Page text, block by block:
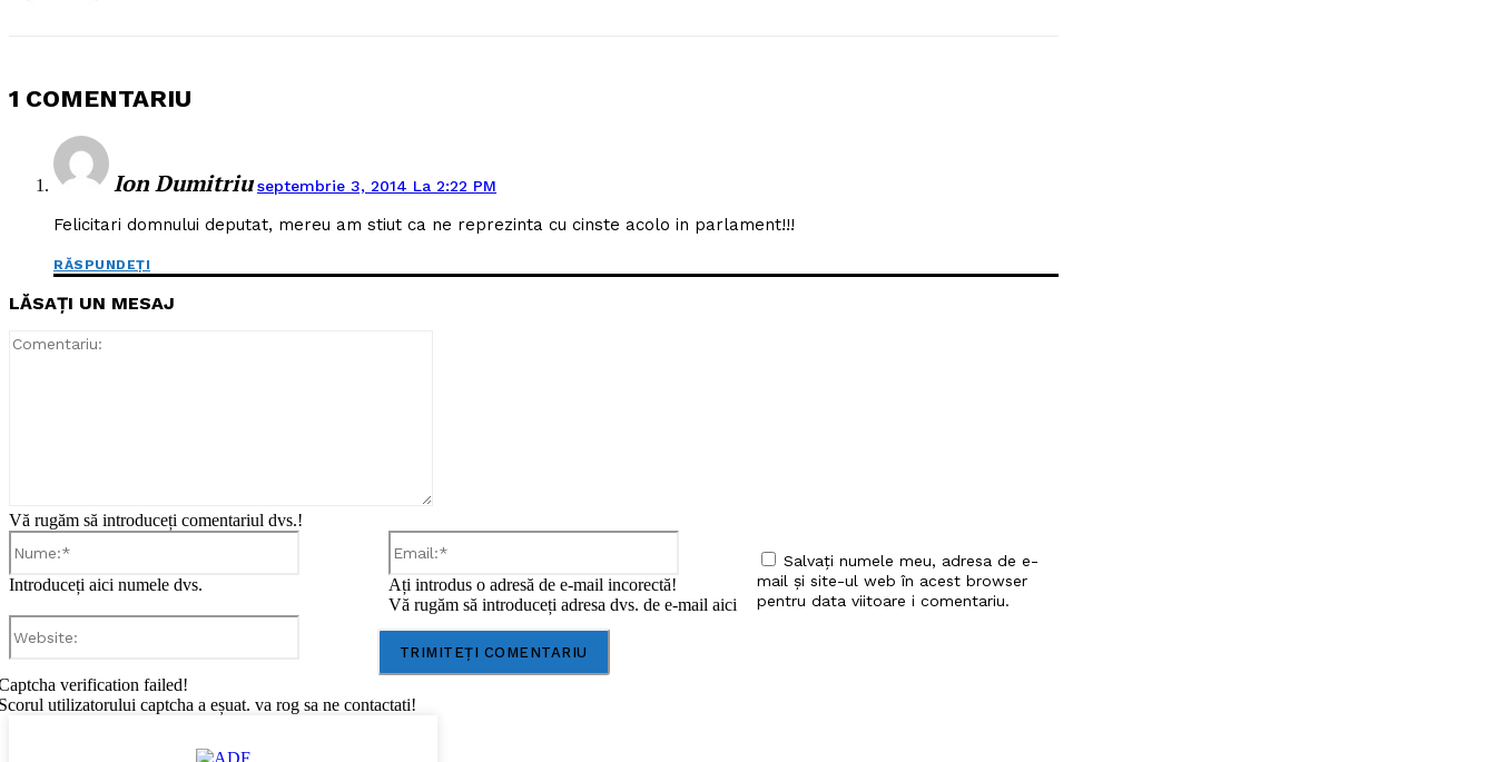
1 COMENTARIU
Ion Dumitriu septembrie 3, 2014 La 2:22 PM
Felicitari domnului deputat, mereu am stiut ca ne reprezinta cu cinste acolo in parlament!!!
RĂSPUNDEȚI
LĂSAȚI UN MESAJ
Vă rugăm să introduceți comentariul dvs.!
Introduceți aici numele dvs.
Email:*
Ați introdus o adresă de e-mail incorectă!
Vă rugăm să introduceți adresa dvs. de e-mail aici
Salvați numele meu, adresa de e-
mail și site-ul web în acest browser
pentru data viitoare i comentariu.
verification failed!
utilizatorului captcha a eșuat. va rog sa ne contactati!